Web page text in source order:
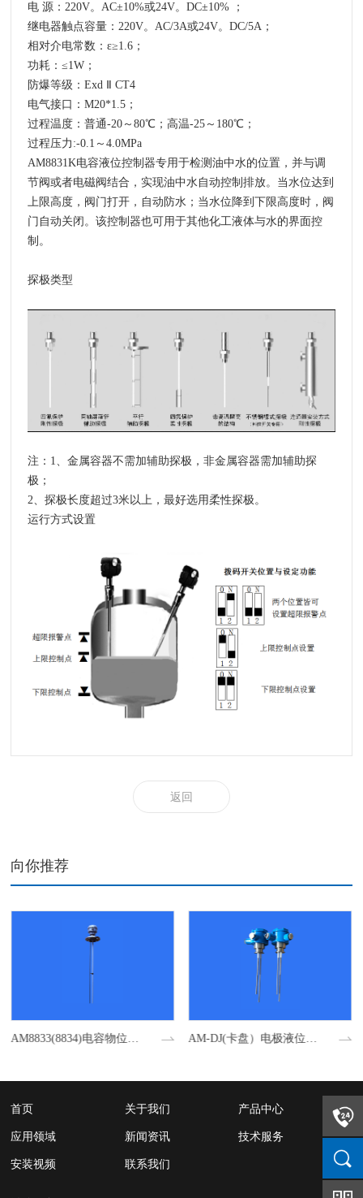
电 源：220V。AC±10%或24V。DC±10% ；
继电器触点容量：220V。AC/3A或24V。DC/5A；
相对介电常数：ε≥1.6；
功耗：≤1W；
防爆等级：Exd Ⅱ CT4
电气接口：M20*1.5；
过程温度：普通-20～80℃；高温-25～180℃；
过程压力:-0.1～4.0MPa
AM8831K电容液位控制器专用于检测油中水的位置，并与调
节阀或者电磁阀结合，实现油中水自动控制排放。当水位达到
上限高度，阀门打开，自动防水；当水位降到下限高度时，阀
门自动关闭。该控制器也可用于其他化工液体与水的界面控
制。
探极类型
注：1、金属容器不需加辅助探极，非金属容器需加辅助探
极；
2、探极长度超过3米以上，最好选用柔性探极。
运行方式设置
返回
向你推荐
首页 关于我们 产品中心
应用领域 新闻资讯 技术服务
安装视频 联系我们